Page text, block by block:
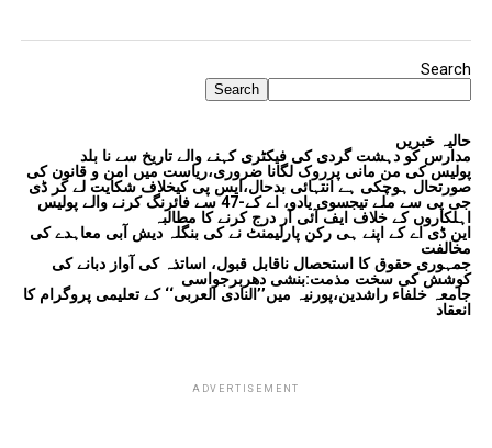
Search
Search
حالیہ خبریں
مدارس کو دہشت گردی کی فیکٹری کہنے والے تاریخ سے نا بلد
پولیس کی من مانی پرروک لگانا ضروری،ریاست میں امن و قانون کی
صورتحال ہوچکی ہے انتہائی بدحال،ایس پی کیخلاف شکایت لے کر ڈی
جی پی سے ملے تیجسوی یادو، اے کے-47 سے فائرنگ کرنے والے پولیس
اہلکاروں کے خلاف ایف آئی آر درج کرنے کا مطالبہ
این ڈی اے کے اپنے ہی رکن پارلیمنٹ نے کی بنگلہ دیش آبی معاہدے کی
مخالفت
جمہوری حقوق کا استحصال ناقابل قبول، اساتذہ کی آواز دبانے کی
کوشش کی سخت مذمت:بنشی دھربرجواسی
جامعہ خلفاء راشدین،پورنیہ میں’’النادی العربی‘‘ کے تعلیمی پروگرام کا
انعقاد
ADVERTISEMENT